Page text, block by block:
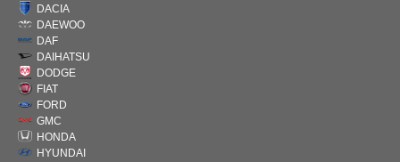
DACIA
DAEWOO
DAF
DAIHATSU
DODGE
FIAT
FORD
GMC
HONDA
HYUNDAI